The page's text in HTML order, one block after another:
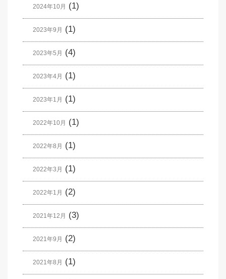
2024年10月 (1)
2023年9月 (1)
2023年5月 (4)
2023年4月 (1)
2023年1月 (1)
2022年10月 (1)
2022年8月 (1)
2022年3月 (1)
2022年1月 (2)
2021年12月 (3)
2021年9月 (2)
2021年8月 (1)